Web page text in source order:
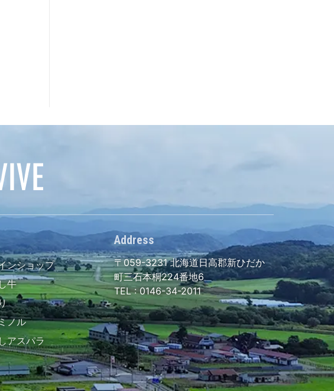
ンショップ
牛
ノル
アスパラ
Address
〒059-3231北海道日高郡新ひだか
町三石本桐224番地6
TEL :0146-34-2011